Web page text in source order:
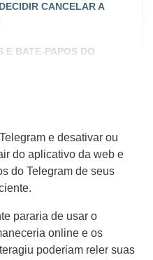
CANCELAR A
E BATE-PAPOS DO
DO TELEGRAM
MANUALMENTE
AUTOMATICAMENTE
e desativar ou
do aplicativo da web e
do Telegram de seus
pararia de usar o
online e os
poderiam reler suas